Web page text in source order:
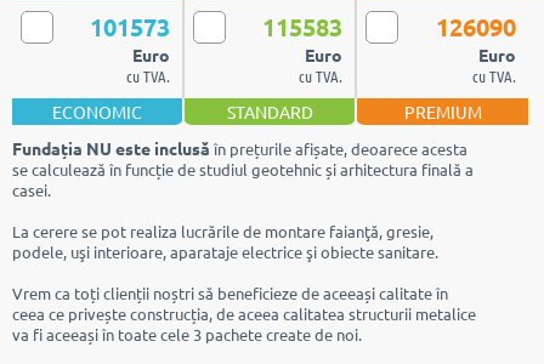
101573
Euro
cu TVA.
115583
Euro
cu TVA.
126090
Euro
cu TVA.
ECONOMIC STANDARD
PREMIUM
Fundația NU este inclusă în prețurile afișate, deoarece acesta
se calculează în funcție de studiul geotehnic și arhitectura finală a
casei.
La cerere se pot realiza lucrările de montare faianţă, gresie,
podele, uşi interioare, aparataje electrice şi obiecte sanitare.
Vrem ca toți clienții noștri să beneficieze de aceeași calitate în
ceea ce privește construcția, de aceea calitatea structurii metalice
va fi aceeași în toate cele 3 pachete create de noi.